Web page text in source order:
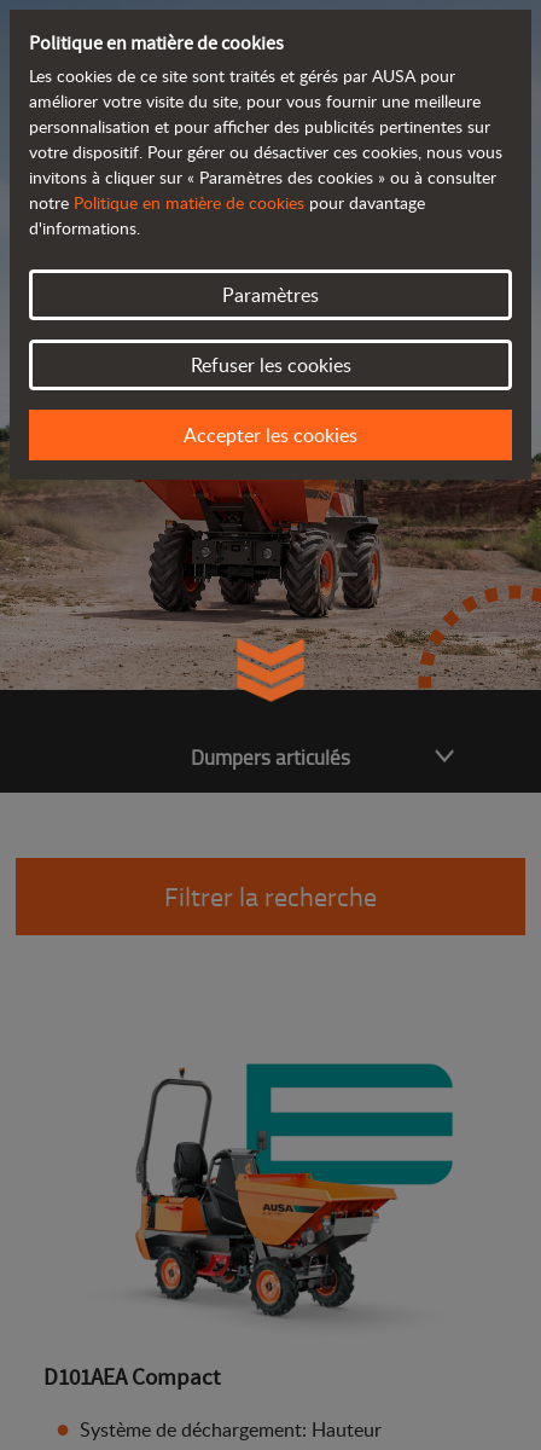
Découvrez notre large
gamme de produits
Catalogue
Dumpers articulés
Filtrer la recherche
D101AEA Compact
Système de déchargement: Hauteur
Politique en matière de cookies
Les cookies de ce site sont traités et gérés par AUSA pour
améliorer votre visite du site, pour vous fournir une meilleure
personnalisation et pour afficher des publicités pertinentes sur
votre dispositif. Pour gérer ou désactiver ces cookies, nous vous
invitons à cliquer sur « Paramètres des cookies » ou à consulter
notre Politique en matière de cookies pour davantage
d'informations.
Paramètres
Refuser les cookies
Accepter les cookies